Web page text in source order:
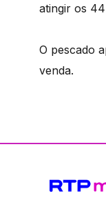
atingir os
O pescado
venda.